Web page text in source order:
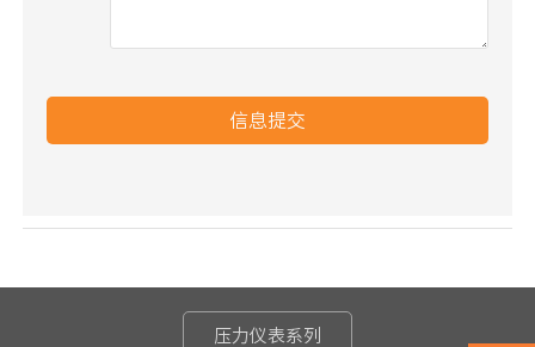
信息提交
压力仪表系列